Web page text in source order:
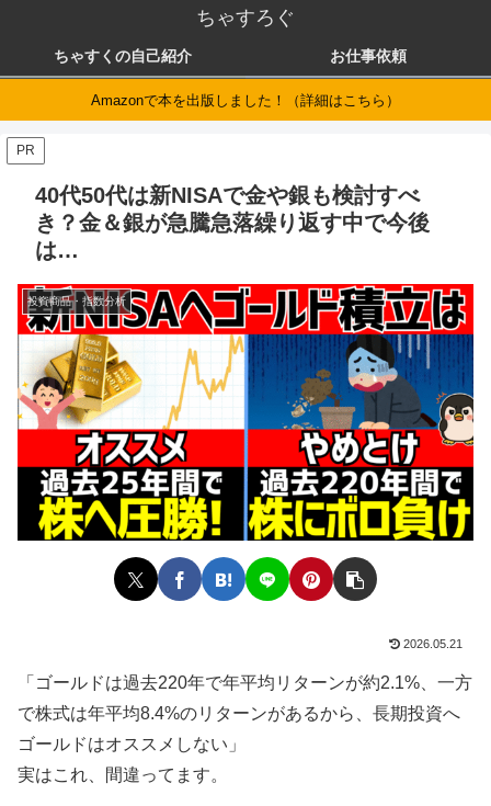
ちゃすろぐ
ちゃすくの自己紹介 お仕事依頼
Amazonで本を出版しました！（詳細はこちら）
PR
40代50代は新NISAで金や銀も検討すべ
き？金＆銀が急騰急落繰り返す中で今後
は…
投資商品・指数分析
2026.05.21
「ゴールドは過去220年で年平均リターンが約2.1%、一方
で株式は年平均8.4%のリターンがあるから、長期投資へ
ゴールドはオススメしない」
実はこれ、間違ってます。